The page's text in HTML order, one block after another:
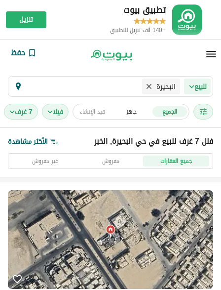
تطبيق بيوت
+140 ألف تنزيل للتطبيق
تنزيل
حفظ
للبيع البحيرة
الجميع جاهز قيد الإنشاء فیلا 7 غرف
فلل 7 غرف للبيع في حي البحيرة, الخبر الأكثر مشاهدة
جميع العقارات مفروش غير مفروش